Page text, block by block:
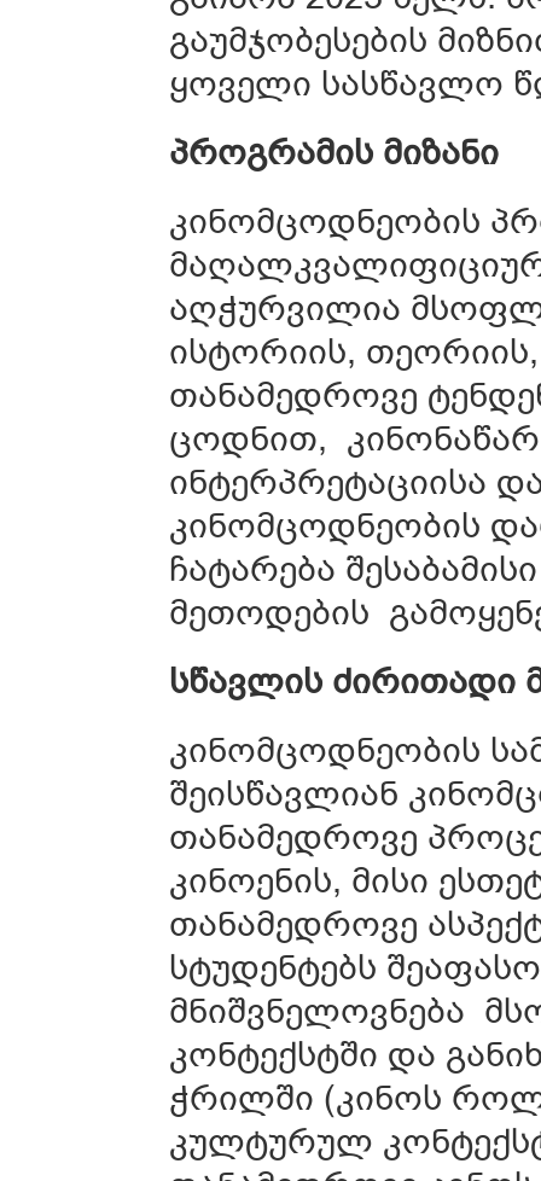
გაუმჯობესების
ყოველი სასწავლო
პროგრამის მიზანი
კინომცოდნეობის
აღჭურვილია
ისტორიის, თეორიის,
თანამედროვე
ცოდნით,
ინტერპრეტაციისა
კინომცოდნეობის
ჩატარება
მეთოდების
სწავლის ძირითადი
კინომცოდნეობის
შეისწავლიან
თანამედროვე
კინოენის, მისი
თანამედროვე
სტუდენტებს
მნიშვნელოვნება
კონტექსტში და
ჭრილში (კინოს
კულტურულ